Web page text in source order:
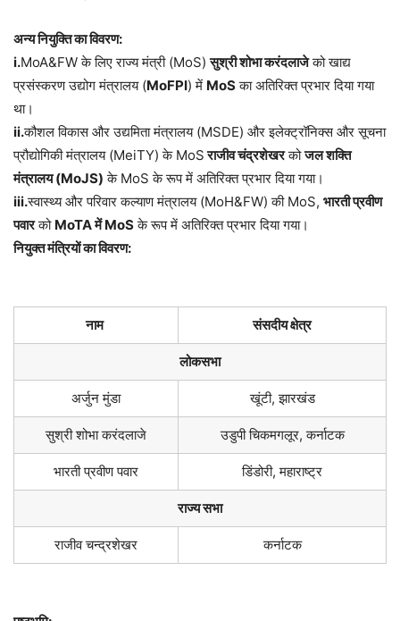
अन्य नियुक्ति का विवरण:
i.MoA&FW के लिए राज्य मंत्री (MoS)सुश्री शोभा करंदलाजेको खाद्य
प्रसंस्करण उद्योग मंत्रालय (MoFPI) में MoSका अतिरिक्त प्रभार दिया गया
था।
ii.कौशल विकास और उद्यमिता मंत्रालय (MSDE) और इलेक्ट्रॉनिक्स और सूचना
प्रौद्योगिकी मंत्रालय (MeiTY) के MoS राजीव चंद्रशेखरकोजल शक्ति
मंत्रालय (MoJS) के MoS के रूप में अतिरिक्त प्रभार दिया गया।
iii.स्वास्थ्य और परिवार कल्याण मंत्रालय (MoH&FW) की MoS, भारती प्रवीण
पवारको MoTAमेंMoSके रूप में अतिरिक्त प्रभार दिया गया।
नियुक्त मंत्रियों का विवरण:
नाम संसदीय क्षेत्र
लोकसभा
अर्जुन मुंडा खूंटी, झारखंड
सुश्री शोभा करंदलाजे उडुपी चिकमगलूर, कर्नाटक
भारती प्रवीण पवार डिंडोरी, महाराष्ट्र
राज्य सभा
राजीव चन्द्रशेखर कर्नाटक